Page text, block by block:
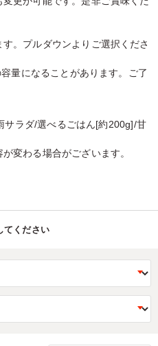
。プルダウンよりご選択くださ
量になることがあります。ご了
サラダ/選べるごはん[約200g]/甘
変わる場合がございます。
てください